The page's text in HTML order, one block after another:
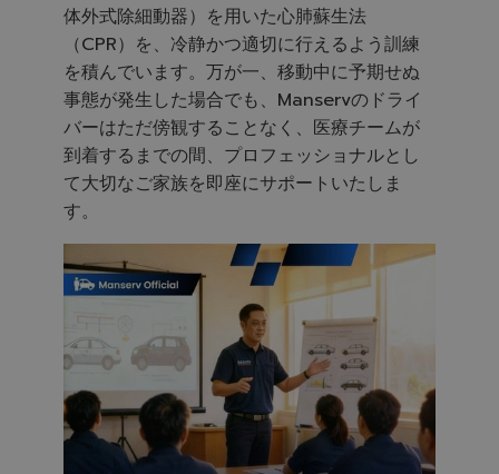
体外式除細動器）を用いた心肺蘇生法
（CPR）を、冷静かつ適切に行えるよう訓練
を積んでいます。万が一、移動中に予期せぬ
事態が発生した場合でも、Manservのドライ
バーはただ傍観することなく、医療チームが
到着するまでの間、プロフェッショナルとし
て大切なご家族を即座にサポートいたしま
す。